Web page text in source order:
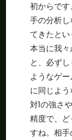
初からで
手の分析
てきたとい
本当に我
と、必ず
ようなゲ
に同じよ
対1の強さ
精度で、
すね。相